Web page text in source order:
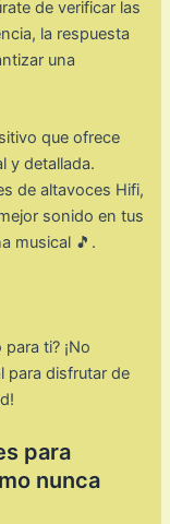
de verificar las
la respuesta
una
que ofrece
y detallada.
de altavoces Hifi,
sonido en tus
musical 🎵.
ti? ¡No
para disfrutar de
para
nunca